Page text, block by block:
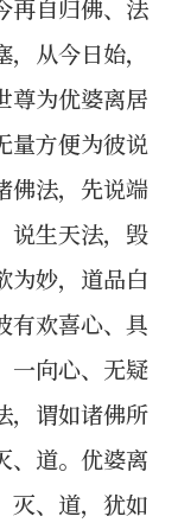
再自归佛、法
从今日始，
尊为优婆离居
量方便为彼说
佛法，先说端
说生天法，毁
为妙，道品白
有欢喜心、具
一向心、无疑
，谓如诸佛所
、道。优婆离
灭、道，犹如